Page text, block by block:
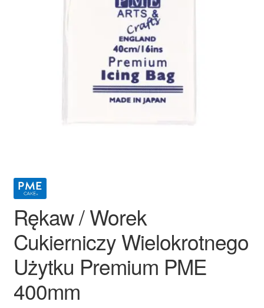
Rękaw / Worek
Cukierniczy Wielokrotnego
Użytku Premium PME
400mm